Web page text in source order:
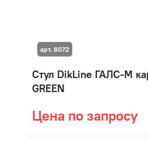
Стул DikLine ГАЛС-М
GREEN
Цена по запросу
арт. 8072